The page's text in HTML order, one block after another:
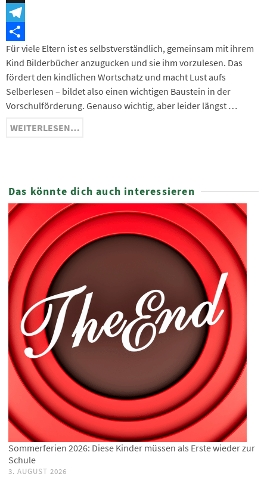
Snapchat
Telegram
Teilen
Für viele Eltern ist es selbstverständlich, gemeinsam mit ihrem
Kind Bilderbücher anzugucken und sie ihm vorzulesen. Das
fördert den kindlichen Wortschatz und macht Lust aufs
Selberlesen – bildet also einen wichtigen Baustein in der
Vorschulförderung. Genauso wichtig, aber leider längst …
WEITERLESEN…
Das könnte dich auch interessieren
Sommerferien 2026: Diese Kinder müssen als Erste wieder zur
Schule
3. AUGUST 2026